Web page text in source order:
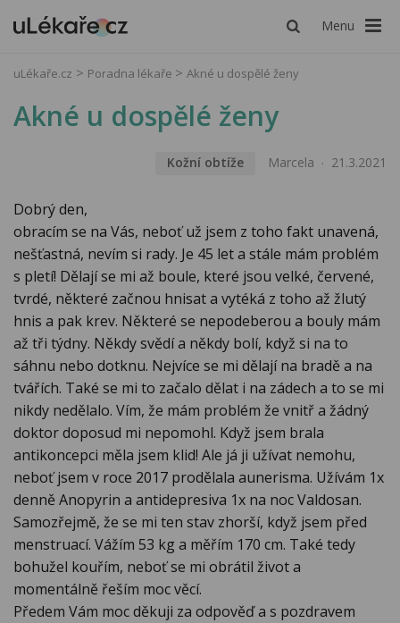
Menu
uLékaře.cz Poradna lékaře Akné u dospělé ženy
Akné u dospělé ženy
Kožní obtíže Marcela 21.3.2021
Dobrý den,
obracím se na Vás, neboť už jsem z toho fakt unavená,
nešťastná, nevím si rady. Je 45 let a stále mám problém
s pletí! Dělají se mi až boule, které jsou velké, červené,
tvrdé, některé začnou hnisat a vytéká z toho až žlutý
hnis a pak krev. Některé se nepodeberou a bouly mám
až tři týdny. Někdy svědí a někdy bolí, když si na to
sáhnu nebo dotknu. Nejvíce se mi dělají na bradě a na
tvářích. Také se mi to začalo dělat i na zádech a to se mi
nikdy nedělalo. Vím, že mám problém že vnitř a žádný
doktor doposud mi nepomohl. Když jsem brala
antikoncepci měla jsem klid! Ale já ji užívat nemohu,
neboť jsem v roce 2017 prodělala aunerisma. Užívám 1x
denně Anopyrin a antidepresiva 1x na noc Valdosan.
Samozřejmě, že se mi ten stav zhorší, když jsem před
menstruací. Vážím 53 kg a měřím 170 cm. Také tedy
bohužel kouřím, neboť se mi obrátil život a
momentálně řeším moc věcí.
Předem Vám moc děkuji za odpověď a s pozdravem